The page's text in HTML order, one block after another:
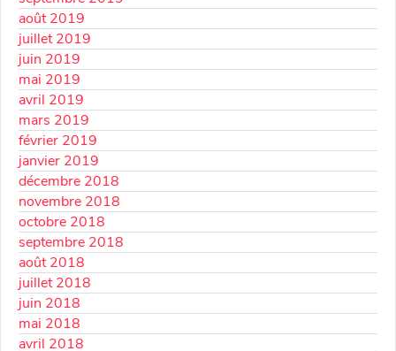
août 2019
juillet 2019
juin 2019
mai 2019
avril 2019
mars 2019
février 2019
janvier 2019
décembre 2018
novembre 2018
octobre 2018
septembre 2018
août 2018
juillet 2018
juin 2018
mai 2018
avril 2018